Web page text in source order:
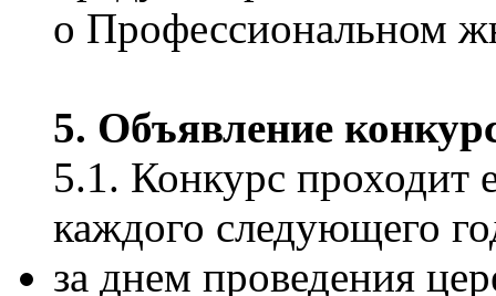
о Профессиональном
5. Объявление
5.1. Конкурс проходит
каждого следующего
за днем проведения